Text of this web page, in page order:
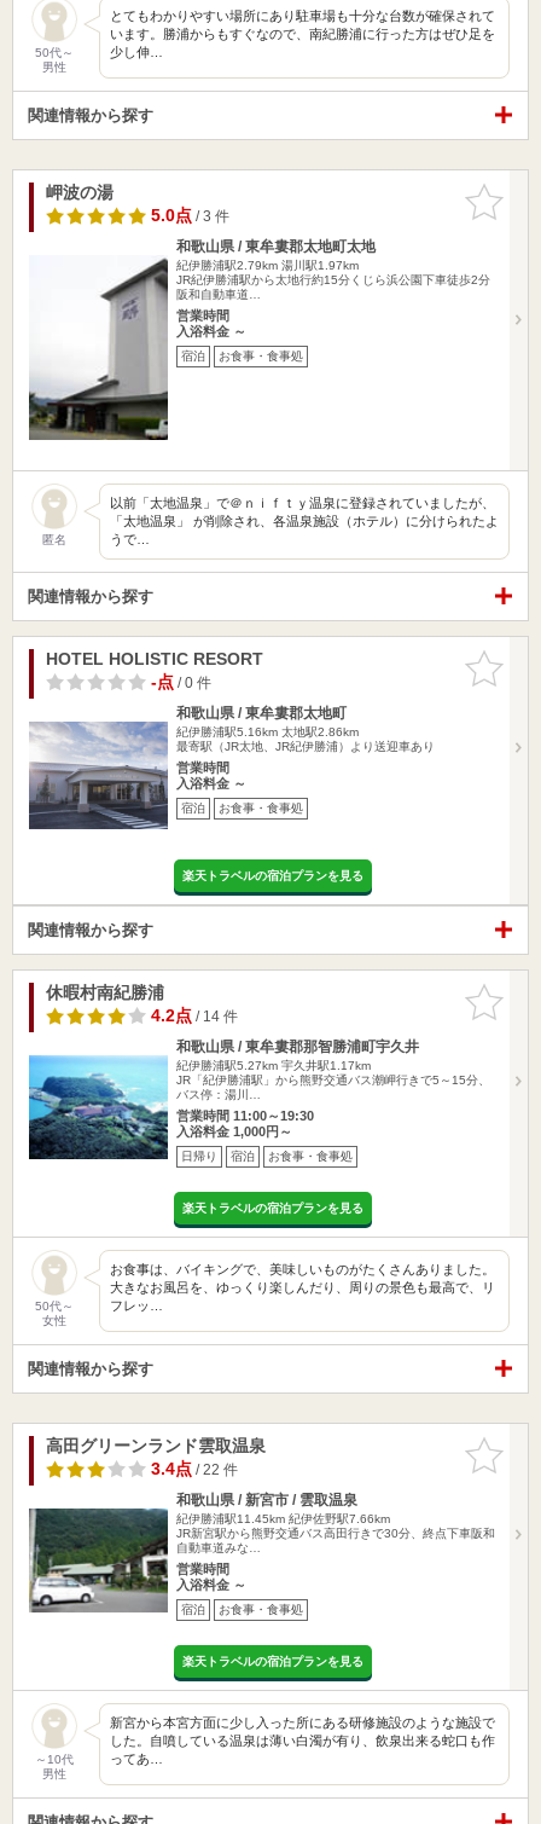
50代～
男性
とてもわかりやすい場所にあり駐車場も十分な台数が確保されて
います。勝浦からもすぐなので、南紀勝浦に行った方はぜひ足を
少し伸…
関連情報から探す
お気に入
りに追加
岬波の湯
5.0点/ 3 件
和歌山県 / 東牟婁郡太地町太地
紀伊勝浦駅2.79km 湯川駅1.97km
JR紀伊勝浦駅から太地行約15分くじら浜公園下車徒歩2分
阪和自動車道…
営業時間
入浴料金 ～
宿泊 お食事・食事処
匿名
以前「太地温泉」で＠ｎｉｆｔｙ温泉に登録されていましたが、
「太地温泉」 が削除され、各温泉施設（ホテル）に分けられたよ
うで…
関連情報から探す
お気に入
りに追加
HOTEL HOLISTIC RESORT
-点/ 0 件
和歌山県 / 東牟婁郡太地町
紀伊勝浦駅5.16km 太地駅2.86km
最寄駅（JR太地、JR紀伊勝浦）より送迎車あり
営業時間
入浴料金 ～
宿泊 お食事・食事処
楽天トラベルの宿泊プランを見る
関連情報から探す
お気に入
りに追加
休暇村南紀勝浦
4.2点/ 14 件
和歌山県 / 東牟婁郡那智勝浦町宇久井
紀伊勝浦駅5.27km 宇久井駅1.17km
JR「紀伊勝浦駅」から熊野交通バス潮岬行きで5～15分、
バス停：湯川…
営業時間 11:00～19:30
入浴料金 1,000円～
日帰り 宿泊 お食事・食事処
楽天トラベルの宿泊プランを見る
50代～
女性
お食事は、バイキングで、美味しいものがたくさんありました。
大きなお風呂を、ゆっくり楽しんだり、周りの景色も最高で、リ
フレッ…
関連情報から探す
お気に入
りに追加
高田グリーンランド雲取温泉
3.4点/ 22 件
和歌山県 / 新宮市 / 雲取温泉
紀伊勝浦駅11.45km 紀伊佐野駅7.66km
JR新宮駅から熊野交通バス高田行きで30分、終点下車阪和
自動車道みな…
営業時間
入浴料金 ～
宿泊 お食事・食事処
楽天トラベルの宿泊プランを見る
～10代
男性
新宮から本宮方面に少し入った所にある研修施設のような施設で
した。自噴している温泉は薄い白濁が有り、飲泉出来る蛇口も作
ってあ…